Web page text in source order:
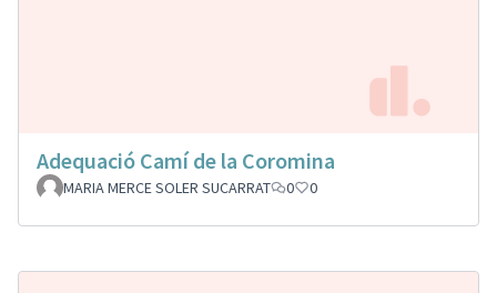
Adequació Camí de la Coromina
MARIA MERCE SOLER SUCARRAT 0 0